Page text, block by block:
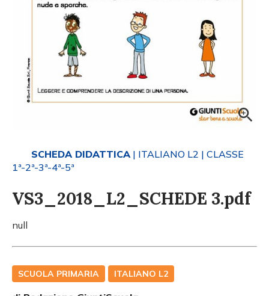
SCHEDA DIDATTICA | ITALIANO L2 | CLASSE
1ª-2ª-3ª-4ª-5ª
VS3_2018_L2_SCHEDE 3.pdf
null
SCUOLA PRIMARIA ITALIANO L2